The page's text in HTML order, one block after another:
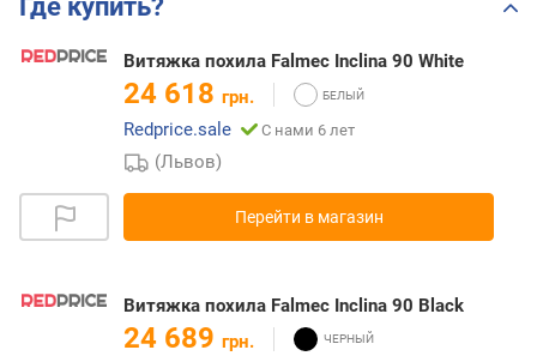
Где купить?
Витяжка похила Falmec Inclina 90 White
24 618 грн.
Redprice.sale
С нами 6 лет
(Львов)
Перейти в магазин
Витяжка похила Falmec Inclina 90 Black
24 689 грн.